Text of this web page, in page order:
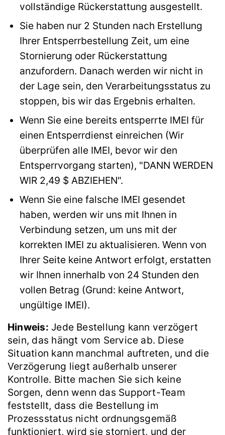
vollständige Rückerstattung ausgestellt.
Sie haben nur 2 Stunden nach Erstellung
Ihrer Entsperrbestellung Zeit, um eine
Stornierung oder Rückerstattung
anzufordern. Danach werden wir nicht in
der Lage sein, den Verarbeitungsstatus zu
stoppen, bis wir das Ergebnis erhalten.
Wenn Sie eine bereits entsperrte IMEI für
einen Entsperrdienst einreichen (Wir
überprüfen alle IMEI, bevor wir den
Entsperrvorgang starten), "DANN WERDEN
WIR 2,49 $ ABZIEHEN".
Wenn Sie eine falsche IMEI gesendet
haben, werden wir uns mit Ihnen in
Verbindung setzen, um uns mit der
korrekten IMEI zu aktualisieren. Wenn von
Ihrer Seite keine Antwort erfolgt, erstatten
wir Ihnen innerhalb von 24 Stunden den
vollen Betrag (Grund: keine Antwort,
ungültige IMEI).
Hinweis: Jede Bestellung kann verzögert
sein, das hängt vom Service ab. Diese
Situation kann manchmal auftreten, und die
Verzögerung liegt außerhalb unserer
Kontrolle. Bitte machen Sie sich keine
Sorgen, denn wenn das Support-Team
feststellt, dass die Bestellung im
Prozessstatus nicht ordnungsgemäß
funktioniert, wird sie storniert, und der